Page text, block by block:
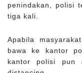
penindakan, polisi
tiga kali.
Apabila
bawa ke kantor
kantor polisi pun